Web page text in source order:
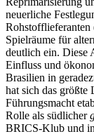
neuerliche
Spielräume für
deutlich ein. Diese
Einfluss und
Brasilien in
hat sich das größte
Führungsmacht
Rolle als südlicher
BRICS-Klub und